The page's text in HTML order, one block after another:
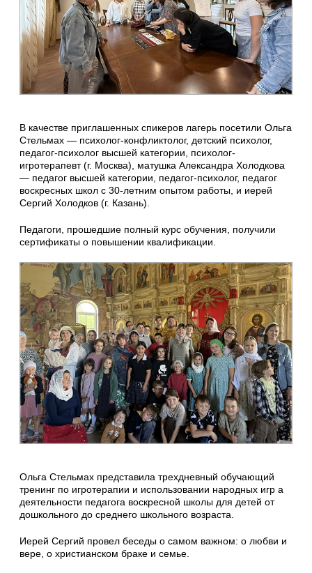
В качестве приглашенных спикеров лагерь посетили Ольга
Стельмах — психолог-конфликтолог, детский психолог,
педагог-психолог высшей категории, психолог-
игротерапевт (г. Москва), матушка Александра Холодкова
— педагог высшей категории, педагог-психолог, педагог
воскресных школ с 30-летним опытом работы, и иерей
Сергий Холодков (г. Казань).
Педагоги, прошедшие полный курс обучения, получили
сертификаты о повышении квалификации.
Ольга Стельмах представила трехдневный обучающий
тренинг по игротерапии и использовании народных игр а
деятельности педагога воскресной школы для детей от
дошкольного до среднего школьного возраста.
Иерей Сергий провел беседы о самом важном: о любви и
вере, о христианском браке и семье.